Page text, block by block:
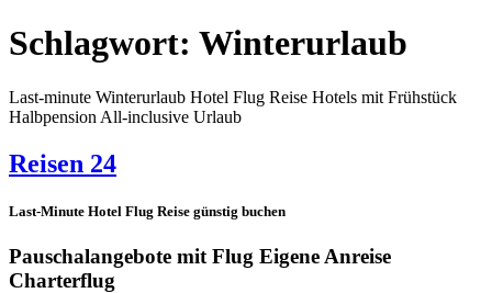
Schlagwort: Winterurlaub
Last-minute Winterurlaub Hotel Flug Reise Hotels mit Frühstück
Halbpension All-inclusive Urlaub
Reisen 24
Last-Minute Hotel Flug Reise günstig buchen
Pauschalangebote mit Flug Eigene Anreise
Charterflug